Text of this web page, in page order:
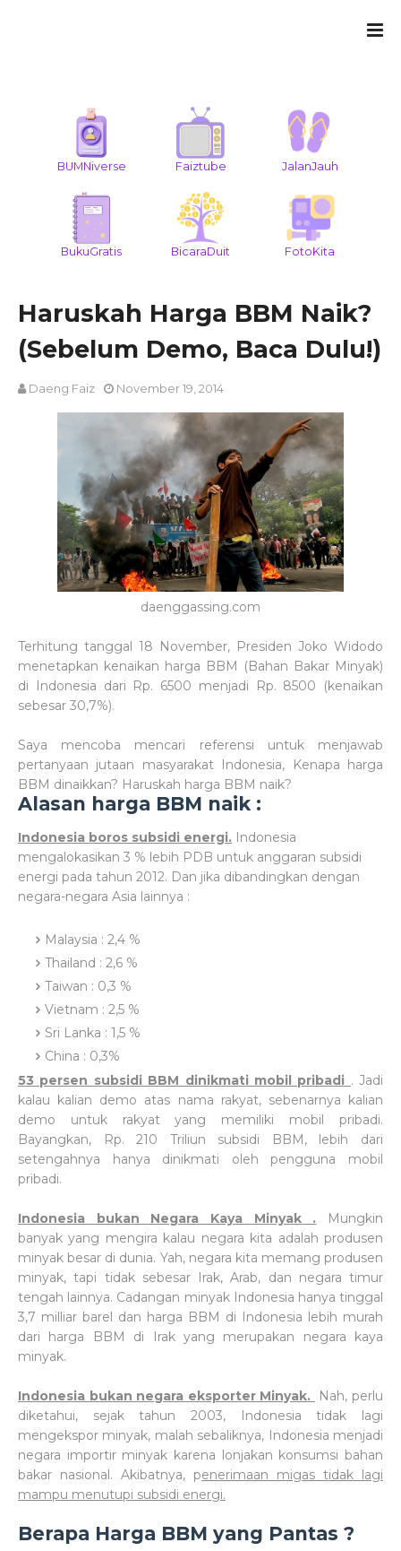
BUMNiverse Faiztube JalanJauh
BukuGratis BicaraDuit FotoKita
Haruskah Harga BBM Naik?
(Sebelum Demo, Baca Dulu!)
Daeng Faiz November 19, 2014
daenggassing.com
Terhitung tanggal 18 November, Presiden Joko Widodo
menetapkan kenaikan harga BBM (Bahan Bakar Minyak)
di Indonesia dari Rp. 6500 menjadi Rp. 8500 (kenaikan
sebesar 30,7%).
Saya mencoba mencari referensi untuk menjawab
pertanyaan jutaan masyarakat Indonesia, Kenapa harga
BBM dinaikkan? Haruskah harga BBM naik?
Alasan harga BBM naik :
Indonesia boros subsidi energi. Indonesia
mengalokasikan 3 % lebih PDB untuk anggaran subsidi
energi pada tahun 2012. Dan jika dibandingkan dengan
negara-negara Asia lainnya :
Malaysia : 2,4 %
Thailand : 2,6 %
Taiwan : 0,3 %
Vietnam : 2,5 %
Sri Lanka : 1,5 %
China : 0,3%
53 persen subsidi BBM dinikmati mobil pribadi . Jadi
kalau kalian demo atas nama rakyat, sebenarnya kalian
demo untuk rakyat yang memiliki mobil pribadi.
Bayangkan, Rp. 210 Triliun subsidi BBM, lebih dari
setengahnya hanya dinikmati oleh pengguna mobil
pribadi.
Indonesia bukan Negara Kaya Minyak .
Mungkin
banyak yang mengira kalau negara kita adalah produsen
minyak besar di dunia. Yah, negara kita memang produsen
minyak, tapi tidak sebesar Irak, Arab, dan negara timur
tengah lainnya. Cadangan minyak Indonesia hanya tinggal
3,7 milliar barel dan harga BBM di Indonesia lebih murah
dari harga BBM di Irak yang merupakan negara kaya
minyak.
Indonesia bukan negara eksporter Minyak.
Nah, perlu
diketahui, sejak tahun 2003, Indonesia tidak lagi
mengekspor minyak, malah sebaliknya, Indonesia menjadi
negara importir minyak karena lonjakan konsumsi bahan
bakar nasional. Akibatnya, penerimaan migas tidak lagi
mampu menutupi subsidi energi.
Berapa Harga BBM yang Pantas ?